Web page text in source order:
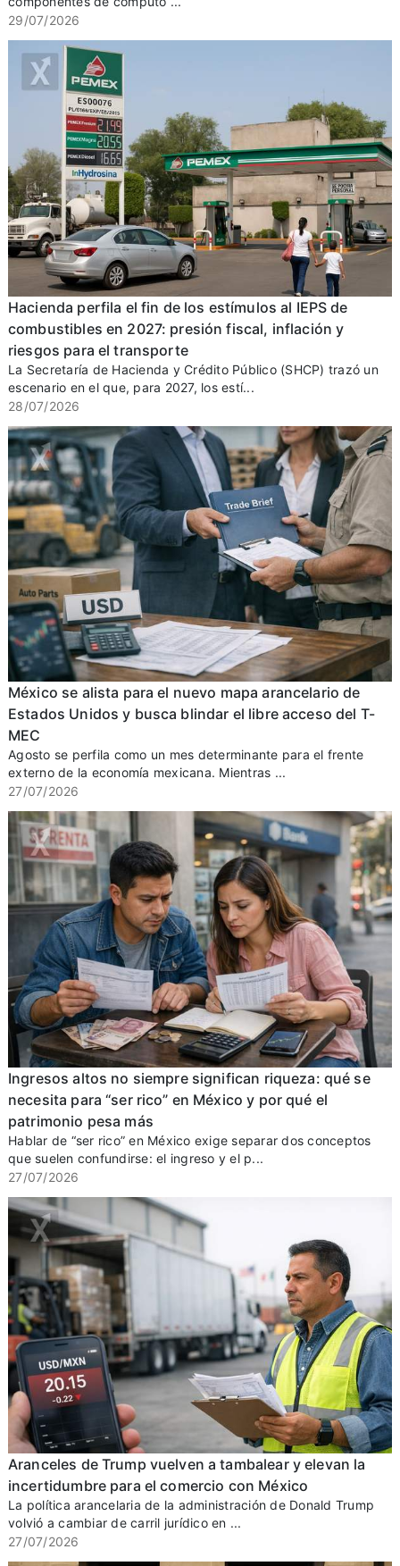
29/07/2026
Hacienda perfila el fin de los estímulos al IEPS de
combustibles en 2027: presión fiscal, inflación y
riesgos para el transporte
La Secretaría de Hacienda y Crédito Público (SHCP) trazó un
escenario en el que, para 2027, los estí...
28/07/2026
México se alista para el nuevo mapa arancelario de
Estados Unidos y busca blindar el libre acceso del T-
MEC
Agosto se perfila como un mes determinante para el frente
externo de la economía mexicana. Mientras ...
27/07/2026
Ingresos altos no siempre significan riqueza: qué se
necesita para “ser rico” en México y por qué el
patrimonio pesa más
Hablar de “ser rico” en México exige separar dos conceptos
que suelen confundirse: el ingreso y el p...
27/07/2026
Aranceles de Trump vuelven a tambalear y elevan la
incertidumbre para el comercio con México
La política arancelaria de la administración de Donald Trump
volvió a cambiar de carril jurídico en ...
27/07/2026